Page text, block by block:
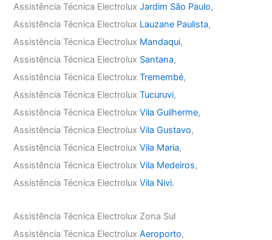
Assistência Técnica ElectroluxJardim São Paulo,
Assistência Técnica Electrolux Lauzane Paulista,
Assistência Técnica Electrolux Mandaqui,
Assistência Técnica Electrolux Santana,
Assistência Técnica ElectroluxTremembé,
Assistência Técnica ElectroluxTucuruvi,
Assistência Técnica ElectroluxVila Guilherme,
Assistência Técnica ElectroluxVila Gustavo,
Assistência Técnica ElectroluxVila Maria,
Assistência Técnica ElectroluxVila Medeiros,
Assistência Técnica ElectroluxVila Nivi.
Assistência Técnica Electrolux Zona Sul
Assistência Técnica ElectroluxAeroporto,